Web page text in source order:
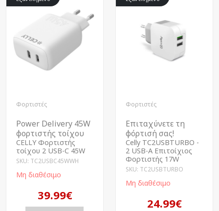
Φορτιστές
Power Delivery 45W
φορτιστής τοίχου
CELLY Φορτιστής
τοίχου 2 USB-C 45W
SKU: TC2USBC45WWH
Μη διαθέσιμο
39.99€
Φορτιστές
Επιταχύνετε τη
φόρτισή σας!
Celly TC2USBTURBO -
2 USB-A Επιτοίχιος
Φορτιστής 17W
SKU: TC2USBTURBO
Μη διαθέσιμο
24.99€